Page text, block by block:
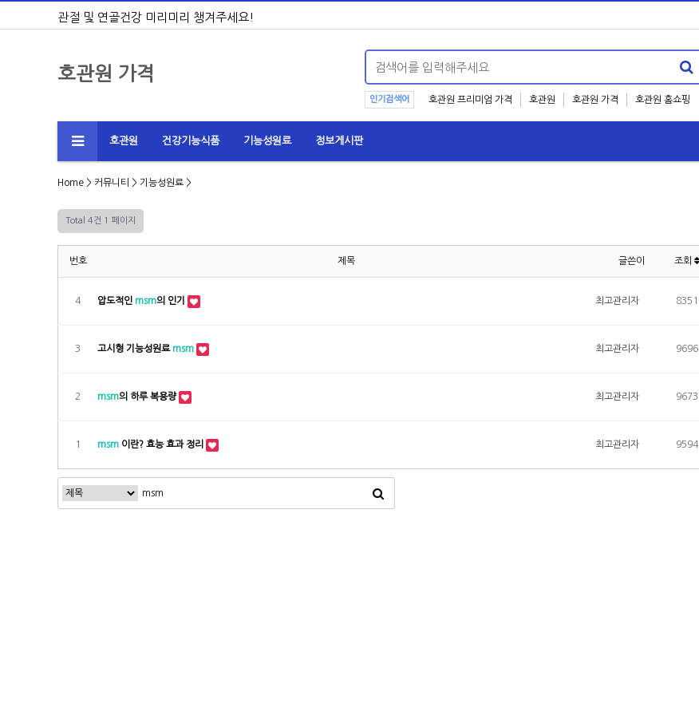
관절 및 연골건강 미리미리 챙겨주세요!
호관원 가격
인기검색어 호관원 프리미엄 가격 호관원 호관원 가격 호관원 홈쇼핑
호관원 건강기능식품 기능성원료 정보게시판
Home > 커뮤니티 > 기능성원료 >
Total 4건 1 페이지
번호 제목 글쓴이 조회
4 압도적인 msm의 인기 최고관리자 8351
3 고시형 기능성원료 msm 최고관리자 9696
2 msm의 하루 복용량 최고관리자 9673
1 msm 이란? 효능 효과 정리 최고관리자 9594